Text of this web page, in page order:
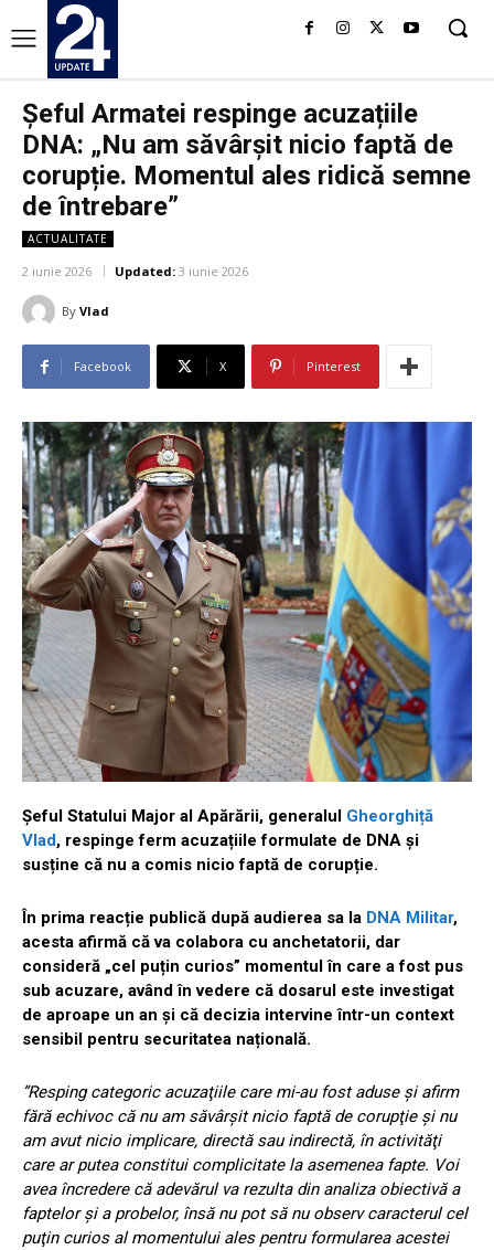
Șeful Armatei respinge acuzațiile
DNA: „Nu am săvârșit nicio faptă de
corupție. Momentul ales ridică semne
de întrebare”
ACTUALITATE
2 iunie 2026 Updated: 3 iunie 2026
By Vlad
Facebook X Pinterest
Șeful Statului Major al Apărării, generalul Gheorghiță
Vlad, respinge ferm acuzațiile formulate de DNA și
susține că nu a comis nicio faptă de corupție.
În prima reacție publică după audierea sa la DNA Militar,
acesta afirmă că va colabora cu anchetatorii, dar
consideră „cel puțin curios” momentul în care a fost pus
sub acuzare, având în vedere că dosarul este investigat
de aproape un an și că decizia intervine într-un context
sensibil pentru securitatea națională.
”Resping categoric acuzaţiile care mi-au fost aduse şi afirm
fără echivoc că nu am săvârşit nicio faptă de corupţie şi nu
am avut nicio implicare, directă sau indirectă, în activităţi
care ar putea constitui complicitate la asemenea fapte. Voi
avea încredere că adevărul va rezulta din analiza obiectivă a
faptelor şi a probelor, însă nu pot să nu observ caracterul cel
puţin curios al momentului ales pentru formularea acestei